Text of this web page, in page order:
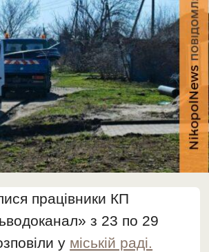
працівники КП
з 23 по 29
у міській раді.